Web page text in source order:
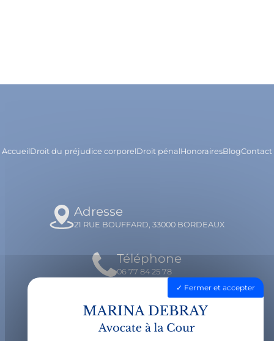
AccueilDroit du préjudice corporelDroit pénalHonorairesBlogContact
Adresse
21 RUE BOUFFARD, 33000 BORDEAUX
Téléphone
06 77 84 25 78
Email
contact@avocatdebray.fr
Fermer et accepter